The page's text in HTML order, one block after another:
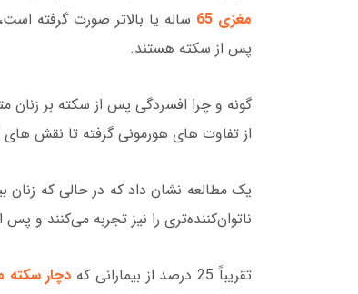
مغزی 65
پس از سکته هستند.
گونه و چرا افسردگی پس از سکته بر زنان
از تفاوت های هورمونی گرفته تا نقش
یک مطالعه نشان داد که در حالی که زنان
ناتوان‌کننده‌تری را نیز تجربه می‌کنند و
تقریباً 25 درصد از بیمارانی که دچار سکته